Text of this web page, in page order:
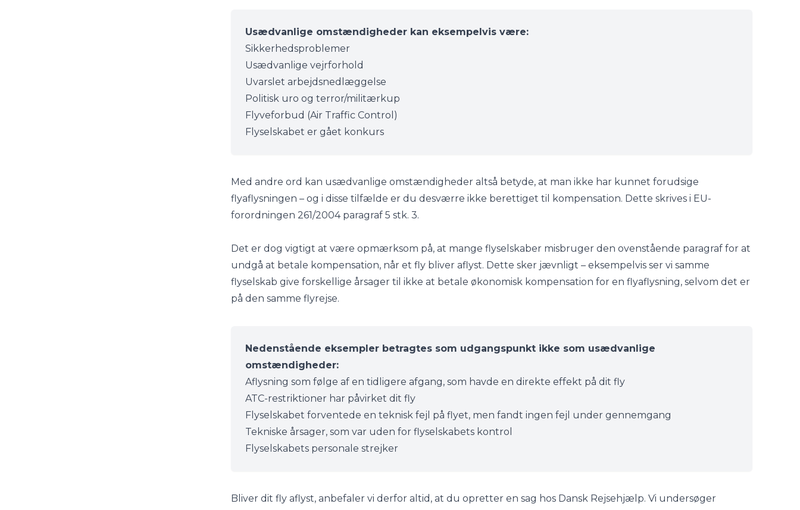
Usædvanlige omstændigheder kan eksempelvis være:
Sikkerhedsproblemer
Usædvanlige vejrforhold
Uvarslet arbejdsnedlæggelse
Politisk uro og terror/militærkup
Flyveforbud (Air Traffic Control)
Flyselskabet er gået konkurs
Med andre ord kan usædvanlige omstændigheder altså betyde, at man ikke har kunnet forudsige
flyaflysningen – og i disse tilfælde er du desværre ikke berettiget til kompensation. Dette skrives i EU-
forordningen 261/2004 paragraf 5 stk. 3.
Det er dog vigtigt at være opmærksom på, at mange flyselskaber misbruger den ovenstående paragraf for at
undgå at betale kompensation, når et fly bliver aflyst. Dette sker jævnligt – eksempelvis ser vi samme
flyselskab give forskellige årsager til ikke at betale økonomisk kompensation for en flyaflysning, selvom det er
på den samme flyrejse.
Nedenstående eksempler betragtes som udgangspunkt ikke som usædvanlige
omstændigheder:
Aflysning som følge af en tidligere afgang, som havde en direkte effekt på dit fly
ATC-restriktioner har påvirket dit fly
Flyselskabet forventede en teknisk fejl på flyet, men fandt ingen fejl under gennemgang
Tekniske årsager, som var uden for flyselskabets kontrol
Flyselskabets personale strejker
Bliver dit fly aflyst, anbefaler vi derfor altid, at du opretter en sag hos Dansk Rejsehjælp. Vi undersøger